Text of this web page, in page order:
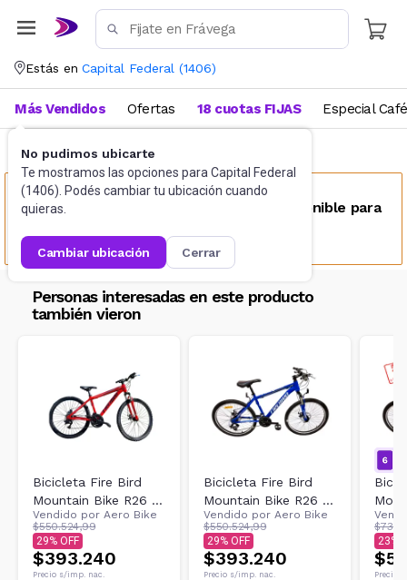
Estás en Capital Federal (1406)
No pudimos ubicarte
Te mostramos las opciones para Capital Federal
(1406). Podés cambiar tu ubicación cuando
quieras.
cambiar ubicación cerrar
Más Vendidos Ofertas 18 cuotas FIJAS Especial Café
Deportes y fitness
Este producto no se encuentra disponible para
Personas interesadas en este producto
también vieron
Bicicleta Fire Bird
Mountain Bike R26 -
21v Ltwoo Freno A
Disco ROJO
Vendido por Aero Bike
$550.524,99
29
$393.240
Precio s/imp. nac.
Bicicleta Fire Bird
Mountain Bike R26 -
21v Ltwoo Freno A
Disco Azul
Vendido por Aero Bike
$550.524,99
29
$393.240
Precio s/imp. nac.
21v
23
Precio